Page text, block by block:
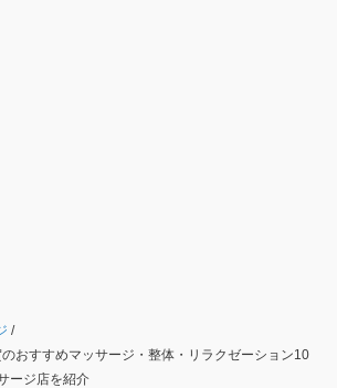
/
のおすすめマッサージ・整体・リラクゼーション10
ージ店を紹介